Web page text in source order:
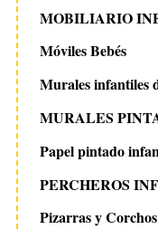
MOBILIARIO
Móviles Bebés
Murales infantiles
MURALES
Papel pintado
PERCHEROS
Pizarras y Corchos